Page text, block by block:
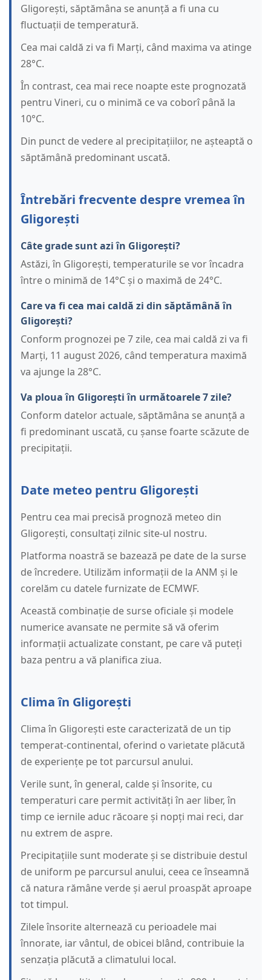
Gligorești, săptămâna se anunță a fi una cu
fluctuații de temperatură.
Cea mai caldă zi va fi Marți, când maxima va atinge
28°C.
În contrast, cea mai rece noapte este prognozată
pentru Vineri, cu o minimă ce va coborî până la
10°C.
Din punct de vedere al precipitațiilor, ne așteaptă o
săptămână predominant uscată.
Întrebări frecvente despre vremea în
Gligorești
Câte grade sunt azi în Gligorești?
Astăzi, în Gligorești, temperaturile se vor încadra
între o minimă de 14°C și o maximă de 24°C.
Care va fi cea mai caldă zi din săptămână în
Gligorești?
Conform prognozei pe 7 zile, cea mai caldă zi va fi
Marți, 11 august 2026, când temperatura maximă
va ajunge la 28°C.
Va ploua în Gligorești în următoarele 7 zile?
Conform datelor actuale, săptămâna se anunță a
fi predominant uscată, cu șanse foarte scăzute de
precipitații.
Date meteo pentru Gligorești
Pentru cea mai precisă prognoză meteo din
Gligorești, consultați zilnic site-ul nostru.
Platforma noastră se bazează pe date de la surse
de încredere. Utilizăm informații de la ANM și le
corelăm cu datele furnizate de ECMWF.
Această combinație de surse oficiale și modele
numerice avansate ne permite să vă oferim
informații actualizate constant, pe care vă puteți
baza pentru a vă planifica ziua.
Clima în Gligorești
Clima în Gligorești este caracterizată de un tip
temperat-continental, oferind o varietate plăcută
de experiențe pe tot parcursul anului.
Verile sunt, în general, calde și însorite, cu
temperaturi care permit activități în aer liber, în
timp ce iernile aduc răcoare și nopți mai reci, dar
nu extrem de aspre.
Precipitațiile sunt moderate și se distribuie destul
de uniform pe parcursul anului, ceea ce înseamnă
că natura rămâne verde și aerul proaspăt aproape
tot timpul.
Zilele însorite alternează cu perioadele mai
înnorate, iar vântul, de obicei blând, contribuie la
senzația plăcută a climatului local.